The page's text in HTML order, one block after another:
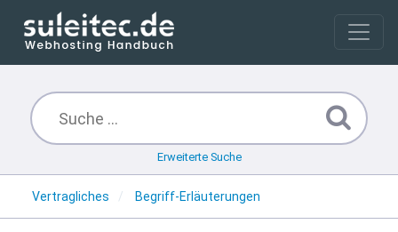
Erweiterte Suche
Vertragliches Begriff-Erläuterungen